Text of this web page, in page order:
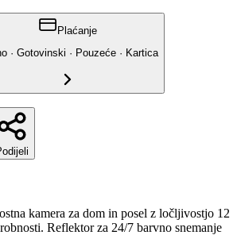
Plaćanje
· Gotovinski · Pouzeće · Kartica
kamera za dom in posel z ločljivostjo 12
Reflektor za 24/7 barvno snemanje